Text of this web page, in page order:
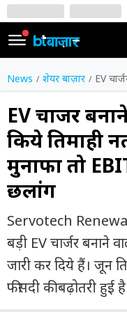
SIGN
IN
Dark
Mode
होम
शेयर
बाज़ार
वीडियो
ट्रेंडिंग
बिजनेस
न्यूज
News शेयर बाज़ार EV चार्जर
EV चार्जर
किये तिमाही
मुनाफा तो
छलांग
Servotech
बड़ी EV चार्जर बनाने
जारी कर दिये हैं। जून
फीसदी की बढ़ोतरी हुई